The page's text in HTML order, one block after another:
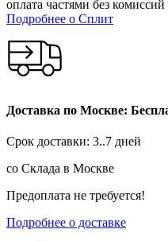
оплата частями без комиссий
Подробнее о Сплит
Доставка по Москве:
Срок доставки: 3..7 дней
со Склада в Москве
Предоплата не требуется!
Подробнее о доставке